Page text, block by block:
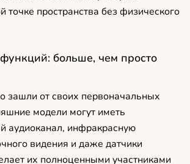
точке пространства без физического
больше, чем просто
зашли от своих первоначальных
модели могут иметь
аудиоканал, инфракрасную
видения и даже датчики
их полноценными участниками